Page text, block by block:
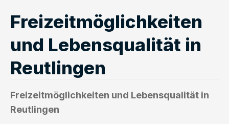
Freizeitmöglichkeiten
und Lebensqualität in
Reutlingen
Freizeitmöglichkeiten und Lebensqualität in
Reutlingen